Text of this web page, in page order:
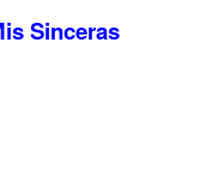
Sinceras